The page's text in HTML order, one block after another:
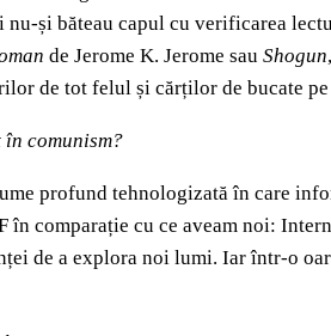
și băteau capul cu verificarea
de Jerome K. Jerome sau Shogun
de tot felul și cărților de bucate
comunism?
profund tehnologizată în care
în comparație cu ce aveam noi:
de a explora noi lumi. Iar într-o